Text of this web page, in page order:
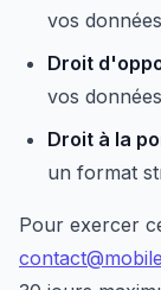
vos données
Droit
vos données
Droit à la
un format
Pour exercer